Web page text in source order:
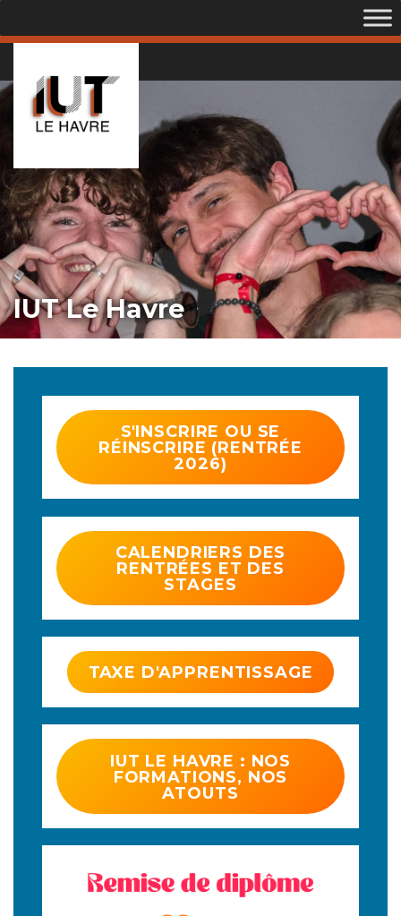
IUT Le Havre
S'INSCRIRE OU SE
RÉINSCRIRE (RENTRÉE
2026)
CALENDRIERS DES
RENTRÉES ET DES
STAGES
TAXE D'APPRENTISSAGE
IUT LE HAVRE : NOS
FORMATIONS, NOS
ATOUTS